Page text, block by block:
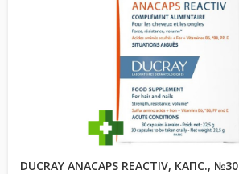
DUCRAY ANACAPS REACTIV, КАПС., №30